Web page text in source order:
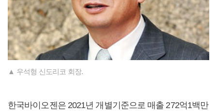
▲ 우석형 신도리코 회장.
한국바이오젠은 2021년 개별기준으로 매출 272억1백만